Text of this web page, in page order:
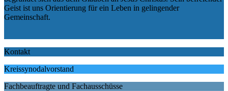
Geist ist uns Orientierung für ein Leben in gelingender
Gemeinschaft.
Kontakt
Kreissynodalvorstand
Fachbeauftragte und Fachausschüsse